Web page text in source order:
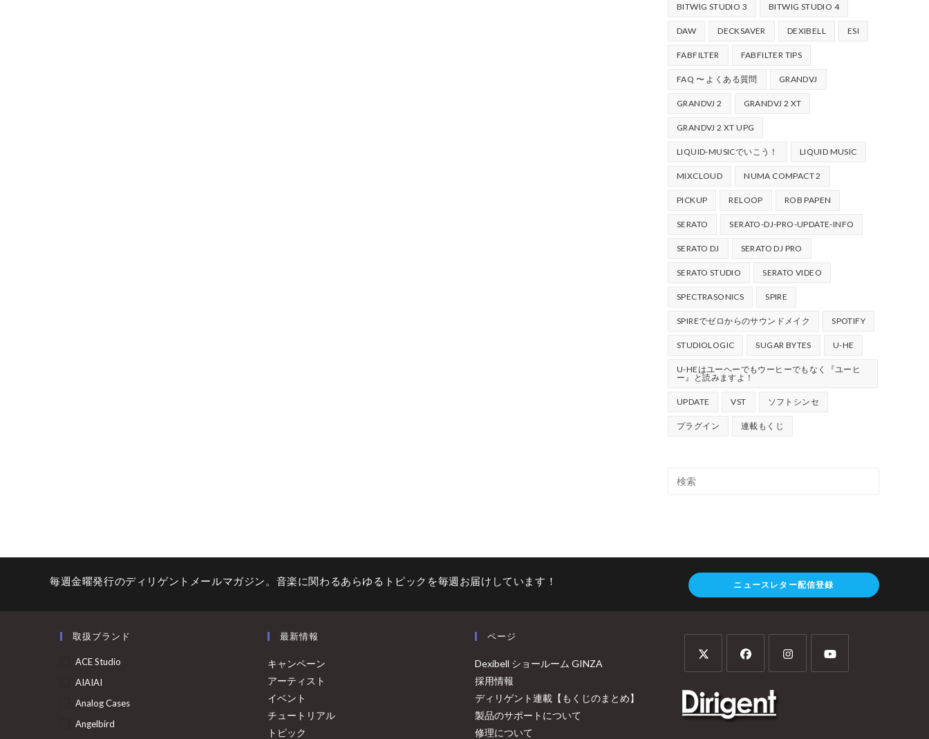
BITWIG STUDIO 3 BITWIG STUDIO 4
DAW DECKSAVER DEXIBELL ESI
FABFILTER FABFILTER TIPS
FAQ 〜 よくある質問 GRANDVJ
GRANDVJ 2 GRANDVJ 2 XT
GRANDVJ 2 XT UPG
LIQUID-MUSICでいこう！ LIQUID MUSIC
MIXCLOUD NUMA COMPACT 2
PICKUP RELOOP ROB PAPEN
SERATO SERATO-DJ-PRO-UPDATE-INFO
SERATO DJ SERATO DJ PRO
SERATO STUDIO SERATO VIDEO
SPECTRASONICS SPIRE
SPIREでゼロからのサウンドメイク SPOTIFY
STUDIOLOGIC SUGAR BYTES U-HE
U-HEはユーヘーでもウーヒーでもなく『ユーヒ
ー』と読みますよ！
UPDATE VST ソフトシンセ
プラグイン 連載もくじ
毎週金曜発行のディリゲントメールマガジン。音楽に関わるあらゆるトピックを毎週お届けしています！ ニュースレター配信登録
取扱ブランド
ACE Studio
AIAIAI
Analog Cases
Angelbird
最新情報
キャンペーン
アーティスト
イベント
チュートリアル
トピック
ページ
Dexibell ショールーム GINZA
採用情報
ディリゲント連載【もくじのまとめ】
製品のサポートについて
修理について